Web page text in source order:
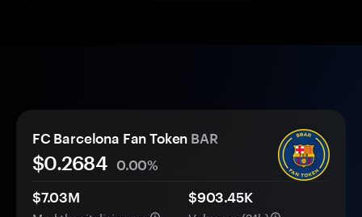
FC Barcelona Fan Token BAR
$0.2684
0.00%
$7.03M
$903.45K